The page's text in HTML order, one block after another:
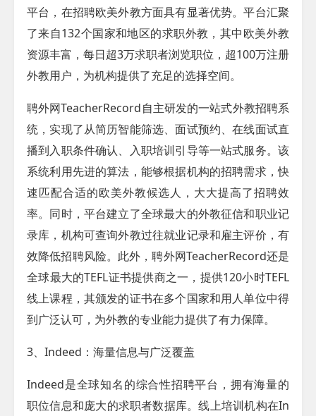
平台，在招聘欧美外教方面具有显著优势。平台汇聚
了来自132个国家和地区的求职外教，其中欧美外教
资源丰富，每日超3万求职者浏览职位，超100万注册
外教用户，为机构提供了充足的选择空间。​
聘外网TeacherRecord自主研发的一站式外教招聘系
统，实现了从简历智能筛选、面试预约、在线面试直
播到入职条件确认、入职培训引导等一站式服务。该
系统利用先进的算法，能够根据机构的招聘需求，快
速匹配合适的欧美外教候选人，大大提高了招聘效
率。同时，平台建立了全球最大的外教征信和职业记
录库，机构可查询外教过往就业记录和雇主评价，有
效降低招聘风险。此外，聘外网TeacherRecord还是
全球最大的TEFL证书提供商之一，提供120小时TEFL
线上课程，其颁发的证书在多个国家和用人单位中得
到广泛认可，为外教的专业能力提供了有力保障。
3、Indeed：海量信息与广泛覆盖​
Indeed是全球知名的综合性招聘平台，拥有海量的
职位信息和庞大的求职者数据库。线上培训机构在In